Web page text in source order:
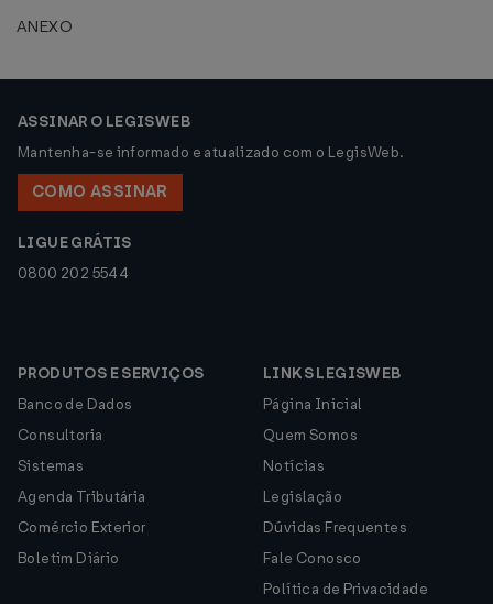
ANEXO
ASSINAR O LEGISWEB
Mantenha-se informado e atualizado com o LegisWeb.
COMO ASSINAR
LIGUE GRÁTIS
0800 202 5544
PRODUTOS E SERVIÇOS
Banco de Dados
Consultoria
Sistemas
Agenda Tributária
Comércio Exterior
Boletim Diário
LINKS LEGISWEB
Página Inicial
Quem Somos
Notícias
Legislação
Dúvidas Frequentes
Fale Conosco
Política de Privacidade